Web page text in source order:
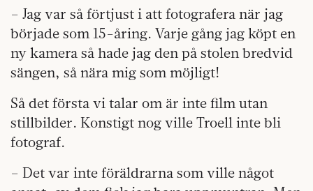
– Jag var så förtjust i att fotografera när jag
började som 15-åring. Varje gång jag köpt en
ny kamera så hade jag den på stolen bredvid
sängen, så nära mig som möjligt!
Så det första vi talar om är inte film utan
stillbilder. Konstigt nog ville Troell inte bli
fotograf.
– Det var inte föräldrarna som ville något